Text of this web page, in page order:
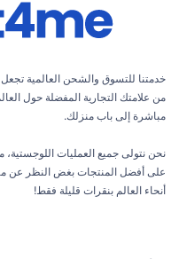
خدمتنا للتسوق والشحن العالمية
من علامتك التجارية المفضلة حول
مباشرة إلى باب منزلك.
نحن نتولى جميع العمليات
على أفضل المنتجات بغض النظر عن
أنحاء العالم بنقرات قليلة فقط!